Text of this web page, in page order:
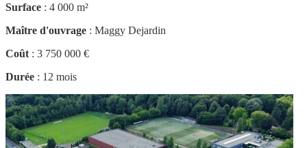
Surface : 4 000 m²
Maître d'ouvrage : Maggy Dejardin
Coût : 3 750 000 €
Durée : 12 mois